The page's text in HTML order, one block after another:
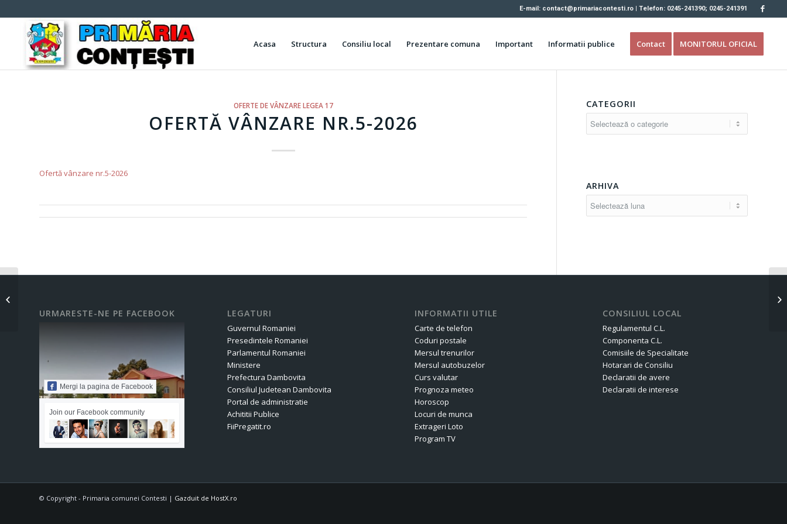
E-mail: contact@primariacontesti.ro | Telefon: 0245-241390; 0245-241391
Acasa Structura Consiliu local Prezentare comuna Important Informatii publice Contact MONITORUL OFICIAL
OFERTE DE VÂNZARE LEGEA 17
OFERTĂ VÂNZARE NR.5-2026
Ofertă vânzare nr.5-2026
CATEGORII
ARHIVA
URMARESTE-NE PE FACEBOOK
Mergi la pagina de Facebook
Join our Facebook community
LEGATURI
Guvernul Romaniei
Presedintele Romaniei
Parlamentul Romaniei
Ministere
Prefectura Dambovita
Consiliul Judetean Dambovita
Portal de administratie
Achititii Publice
FiiPregatit.ro
INFORMATII UTILE
Carte de telefon
Coduri postale
Mersul trenurilor
Mersul autobuzelor
Curs valutar
Prognoza meteo
Horoscop
Locuri de munca
Extrageri Loto
Program TV
CONSILIUL LOCAL
Regulamentul C.L.
Componenta C.L.
Comisiile de Specialitate
Hotarari de Consiliu
Declaratii de avere
Declaratii de interese
© Copyright - Primaria comunei Contesti | Gazduit de HostX.ro